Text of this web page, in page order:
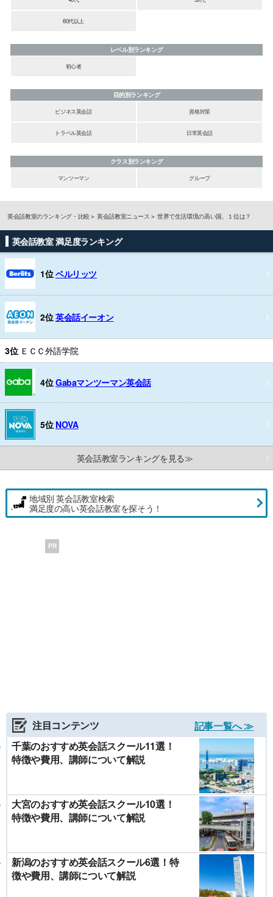
60代以上
レベル別ランキング
初心者
目的別ランキング
ビジネス英会話
資格対策
トラベル英会話 日常英会話
クラス別ランキング
マンツーマン
グループ
英会話教室のランキング・比較 英会話教室ニュース 世界で生活環境の高い国、１位は？
英会話教室 満足度ランキング
1位ベルリッツ
2位英会話イーオン
3位 ＥＣＣ外語学院
4位Gabaマンツーマン英会話
5位 NOVA
英会話教室ランキングを見る≫
地域別 英会話教室検索
満足度の高い英会話教室を探そう！
PR
注目コンテンツ
記事一覧へ ≫
千葉のおすすめ英会話スクール11選！
特徴や費用、講師について解説
大宮のおすすめ英会話スクール10選！
特徴や費用、講師について解説
新潟のおすすめ英会話スクール6選！特
徴や費用、講師について解説